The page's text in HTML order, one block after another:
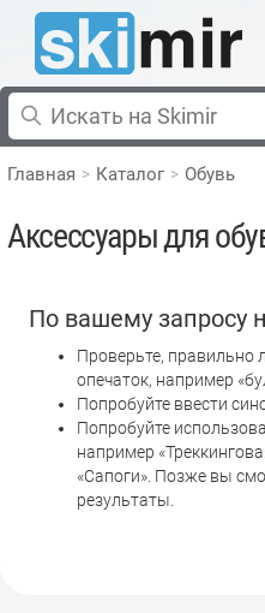
Главная Каталог Обувь
Аксессуары для
По вашему запросу
Проверьте, правильно
опечаток, например
Попробуйте ввести
Попробуйте
например
«Сапоги». Позже вы
результаты.